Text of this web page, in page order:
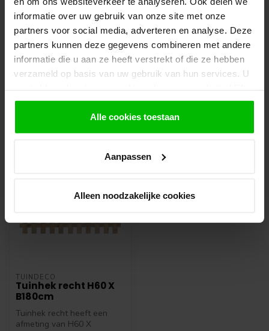
informatie over uw gebruik van onze site met onze
partners voor social media, adverteren en analyse. Deze
partners kunnen deze gegevens combineren met andere
informatie die u aan ze heeft verstrekt of die ze hebben
verzameld op basis van uw gebruik van hun services. U
gebruiken.
Alle cookies toestaan
Aanpassen
Alleen noodzakelijke cookies
Let op!
Je krijgt van ons bericht wanneer jouw
bestelling gereed staat om af te halen. Wij
leggen bestellingen klaar en bestellen
eventueel artikelen die niet voorradig zijn bij
uw bestelling vooraf per iDeal voldaan is.
Recent bekeken
TUINDECO
Tuinhek recht H60 X
B180cm
Tuinhek recht heeft een
afmeting van H60 X